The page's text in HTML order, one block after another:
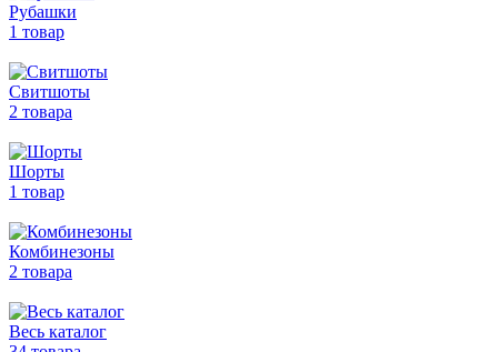
Рубашки
1 товар
Свитшоты
2 товара
Шорты
1 товар
Комбинезоны
2 товара
Весь каталог